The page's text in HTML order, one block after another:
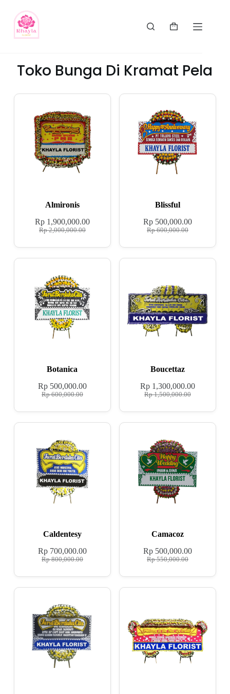
Toko Bunga Di Kramat Pela
Almironis
Rp2,000,000.00
Rp1,900,000.00
Blissful
Rp600,000.00
Rp 500,000.00
Botanica
Rp600,000.00
Rp500,000.00
Boucettaz
Rp1,500,000.00
Rp 1,300,000.00
Caldentesy
Rp800,000.00
Rp700,000.00
Camacoz
Rp550,000.00
Rp 500,000.00